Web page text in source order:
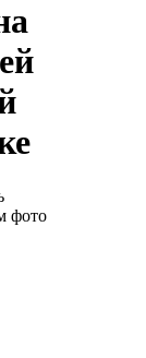
фото